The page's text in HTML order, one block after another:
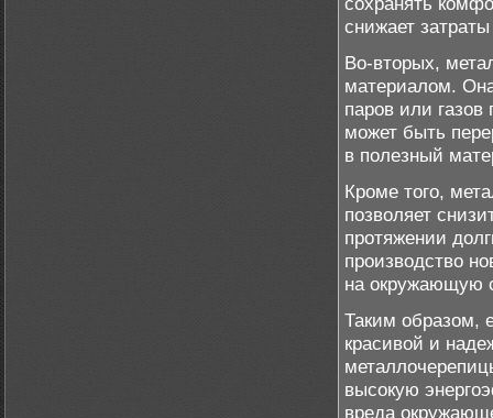
снижает
Во-вторых,
материалом.
паров или газов
может быть
в полезный
Кроме того,
позволяет
протяжении
производство
на окружающую
Таким образом,
красивой и
высокую
вреда